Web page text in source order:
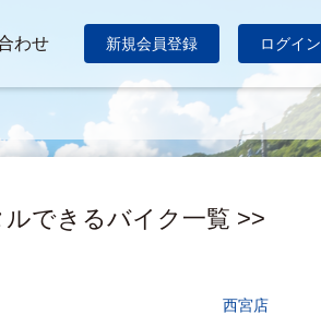
わせ 新規会員登録 ログイン
できるバイク一覧 >>
西宮店